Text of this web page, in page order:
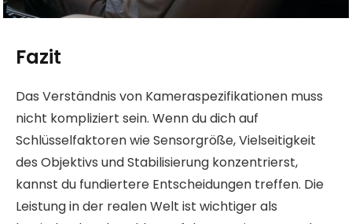
Fazit
Das Verständnis von Kameraspezifikationen muss
nicht kompliziert sein. Wenn du dich auf
Schlüsselfaktoren wie Sensorgröße, Vielseitigkeit
des Objektivs und Stabilisierung konzentrierst,
kannst du fundiertere Entscheidungen treffen. Die
Leistung in der realen Welt ist wichtiger als